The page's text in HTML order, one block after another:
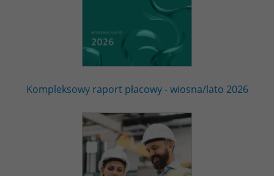
Kompleksowy raport płacowy - wiosna/lato 2026